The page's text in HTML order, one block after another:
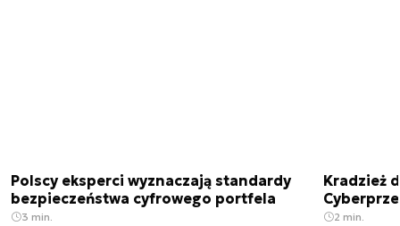
Polscy eksperci wyznaczają standardy
bezpieczeństwa cyfrowego portfela
3 min.
Kradzież
2 min.